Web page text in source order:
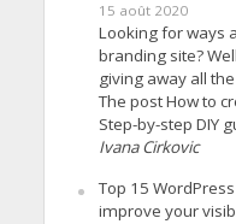
15 août 2020
Looking for ways
branding site?
giving away all
The post How to
Step-by-step DIY
Ivana Cirkovic
Top 15
improve your